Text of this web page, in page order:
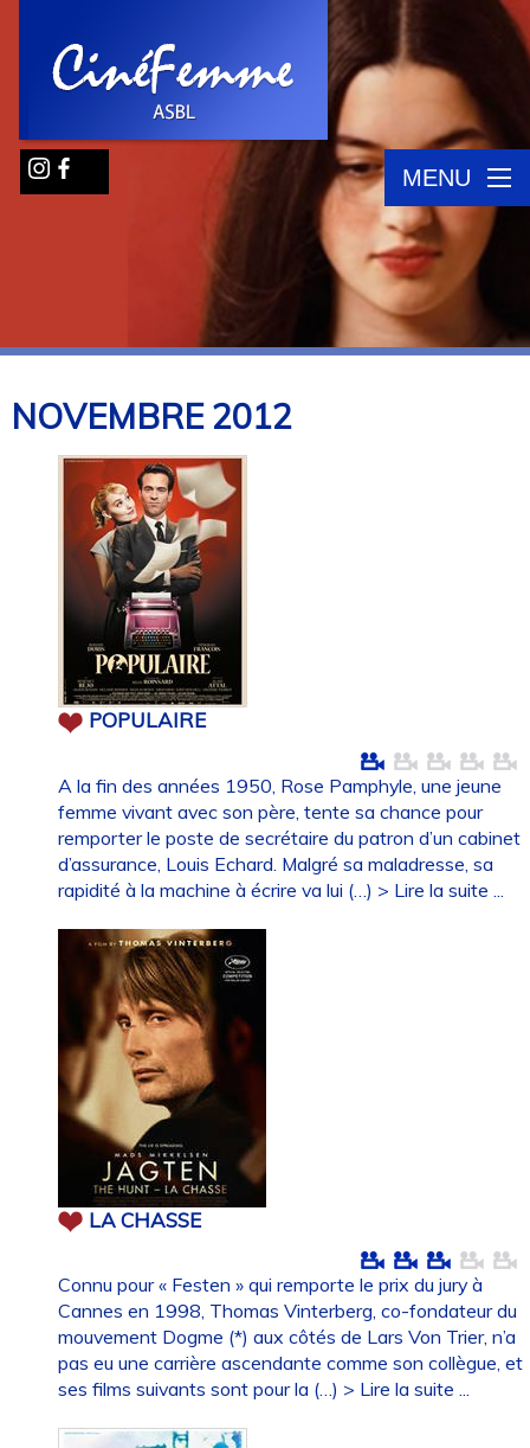
MENU
NOVEMBRE2012
POPULAIRE
A la fin des années 1950, Rose Pamphyle, une jeune
femme vivant avec son père, tente sa chance pour
remporter le poste de secrétaire du patron d’un cabinet
d’assurance, Louis Echard. Malgré sa maladresse, sa
rapidité à la machine à écrire va lui (…) > Lire la suite ...
LA CHASSE
Connu pour « Festen » qui remporte le prix du jury à
Cannes en 1998, Thomas Vinterberg, co-fondateur du
mouvement Dogme (*) aux côtés de Lars Von Trier, n’a
pas eu une carrière ascendante comme son collègue, et
ses films suivants sont pour la (…) > Lire la suite ...